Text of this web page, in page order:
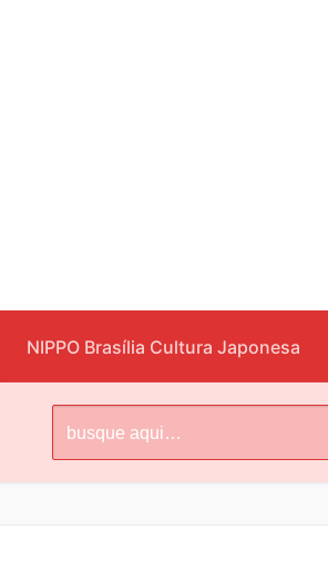
para
o
conteúdo
NIPPO Brasília Cultura Japonesa
por: